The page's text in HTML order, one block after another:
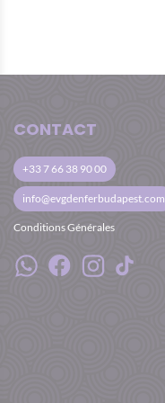
CONTACT
+33 7 66 38 90 00
info@evgdenferbudapest.com
Conditions Générales